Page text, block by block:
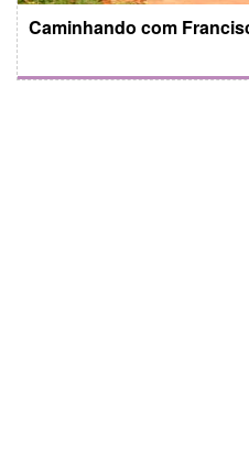
Caminhando com